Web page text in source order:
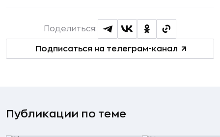
Подписаться на телеграм-канал
Поделиться:
Публикации по теме